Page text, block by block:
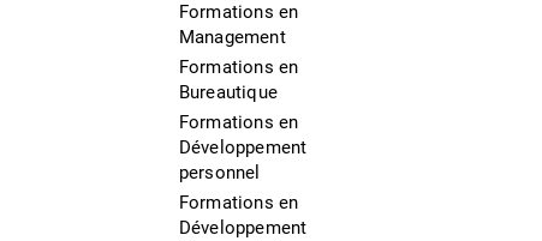
Formations en
Management
Formations en
Bureautique
Formations en
Développement
personnel
Formations en
Développement